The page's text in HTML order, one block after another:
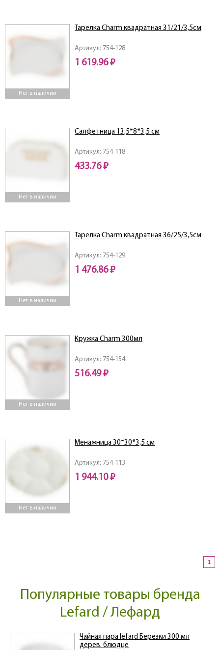
Нет в наличии
Артикул: 754-128
Тарелка Charm квадратная 31/21/3,5см
1 619.96 ₽
Нет в наличии
Артикул: 754-118
Салфетница 13,5*8*3,5 см
433.76 ₽
Нет в наличии
Артикул: 754-129
Тарелка Charm квадратная 36/25/3,5см
1 476.86 ₽
Нет в наличии
Артикул: 754-154
Кружка Charm 300мл
516.49 ₽
Нет в наличии
Артикул: 754-113
Менажница 30*30*3,5 см
1 944.10 ₽
1
Популярные товары бренда
Lefard / Лефард
Чайная пара lefard Березки 300 мл
дерев. блюдце